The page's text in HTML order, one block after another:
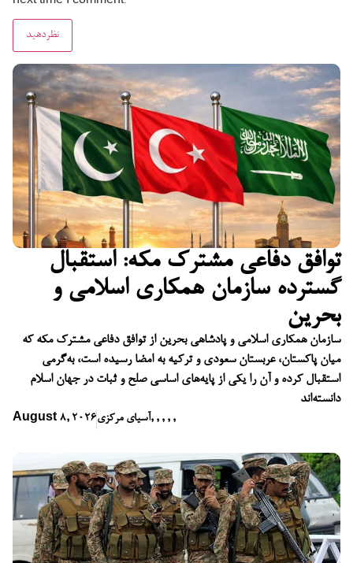
توافق دفاعی مشترک مکه: استقبال
گسترده سازمان همکاری اسلامی و
بحرین
سازمان همکاری اسلامی و پادشاهی بحرین از توافق دفاعی مشترک مکه که
میان پاکستان، عربستان سعودی و ترکیه به امضا رسیده است، به‌گرمی
استقبال کرده و آن را یکی از پایه‌های اساسی صلح و ثبات در جهان اسلام
دانسته‌اند
August 8, 2026آسیای مرکزی, , , , ,